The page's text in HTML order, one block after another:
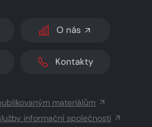
O nás
Kontakty
materiálům
informační společnosti